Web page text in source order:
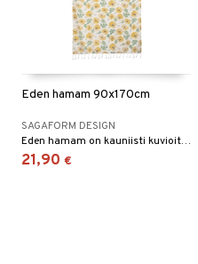
Eden hamam 90x170cm
SAGAFORM DESIGN
Eden hamam on kauniisti kuvioitu hapsullinen pyyhe, joka on valmistettu ohuesta, kudotusta kierrätyspuuvillasta (70 %) ja polyesteristä (30 %).
21,90 €